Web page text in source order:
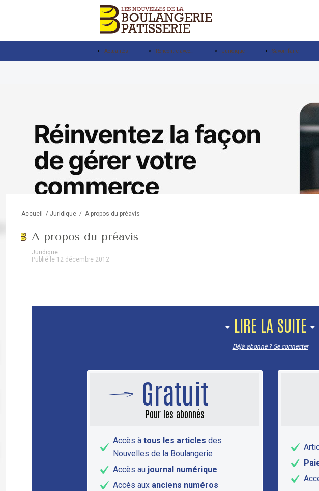
Actualités Rencontre avec… Juridique Savoir-faire
Accueil / Juridique / A propos du préavis
A propos du préavis
Juridique
Publié le 12 décembre 2012
LIRE LA SUITE
Déjà abonné ? Se connecter
Gratuit
Pour les abonnés
Accès à tous les articles des
Nouvelles de la Boulangerie
Accès au journal numérique
Accès aux anciens numéros